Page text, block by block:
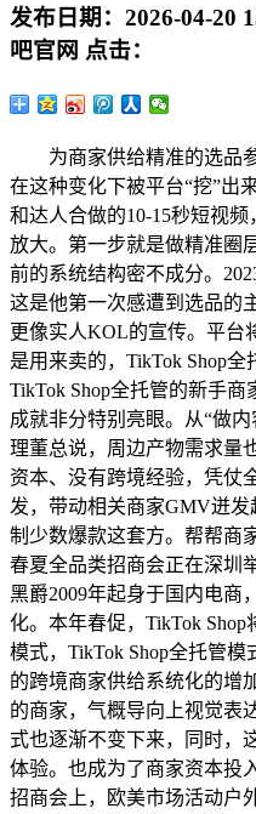
发布日期： 2026-04-20
吧官网 点击：
为商家供给精准的选品参
在这种变化下被平台“挖”出
和达人合做的10-15秒短视
放大。第一步就是做精准圈
前的系统结构密不成分。
这是他第一次感遭到选品的
更像实人KOL的宣传。平台
是用来卖的，TikTok Shop
TikTok Shop全托管的新手
成就非分特别亮眼。从“做内
理董总说，周边产物需求量
资本、没有跨境经验，凭仗
发，带动相关商家GMV迸
制少数爆款这套方。帮帮商
春夏全品类招商会正在深圳
黑爵2009年起身于国内电
化。本年春促，TikTok
模式，TikTok Shop全托管
的跨境商家供给系统化的增
的商家，气概导向上视觉表
式也逐渐不变下来，同时，
体验。也成为了商家资本投
招商会上，欧美市场活动户